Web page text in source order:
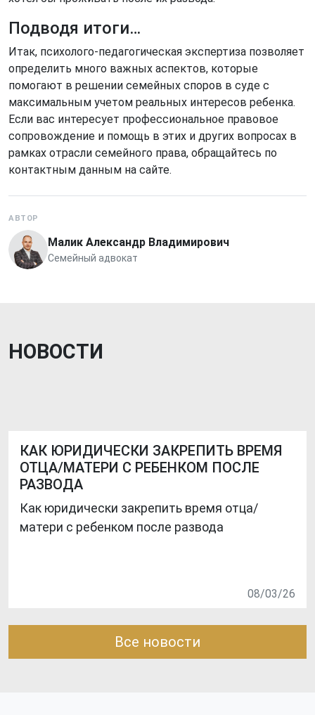
Подводя итоги…
Итак, психолого-педагогическая экспертиза позволяет
определить много важных аспектов, которые
помогают в решении семейных споров в суде с
максимальным учетом реальных интересов ребенка.
Если вас интересует профессиональное правовое
сопровождение и помощь в этих и других вопросах в
рамках отрасли семейного права, обращайтесь по
контактным данным на сайте.
АВТОР
Малик Александр Владимирович
Семейный адвокат
НОВОСТИ
КАК ЮРИДИЧЕСКИ ЗАКРЕПИТЬ ВРЕМЯ
ОТЦА/МАТЕРИ С РЕБЕНКОМ ПОСЛЕ
РАЗВОДА
Как юридически закрепить время отца/
матери с ребенком после развода
08/03/26
Все новости